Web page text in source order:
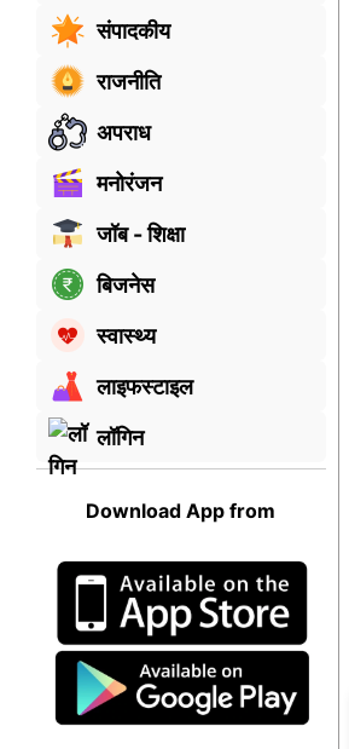
संपादकीय
राजनीति
अपराध
मनोरंजन
जॉब - शिक्षा
बिजनेस
स्वास्थ्य
लाइफस्टाइल
लॉगिन
Download App from